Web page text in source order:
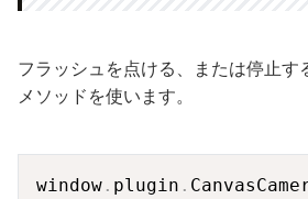
フラッシュを点ける、または停止す
メソッドを使います。
window . plugin .